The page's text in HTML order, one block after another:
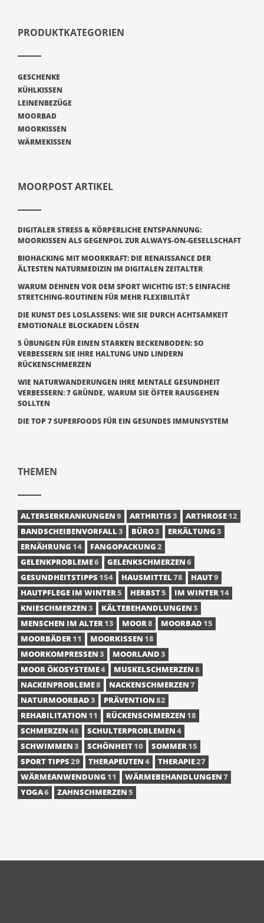
PRODUKTKATEGORIEN
GESCHENKE
KÜHLKISSEN
LEINENBEZÜGE
MOORBAD
MOORKISSEN
WÄRMEKISSEN
MOORPOST ARTIKEL
DIGITALER STRESS & KÖRPERLICHE ENTSPANNUNG:
MOORKISSEN ALS GEGENPOL ZUR ALWAYS-ON-GESELLSCHAFT
BIOHACKING MIT MOORKRAFT: DIE RENAISSANCE DER
ÄLTESTEN NATURMEDIZIN IM DIGITALEN ZEITALTER
WARUM DEHNEN VOR DEM SPORT WICHTIG IST: 5 EINFACHE
STRETCHING-ROUTINEN FÜR MEHR FLEXIBILITÄT
DIE KUNST DES LOSLASSENS: WIE SIE DURCH ACHTSAMKEIT
EMOTIONALE BLOCKADEN LÖSEN
5 ÜBUNGEN FÜR EINEN STARKEN BECKENBODEN: SO
VERBESSERN SIE IHRE HALTUNG UND LINDERN
RÜCKENSCHMERZEN
WIE NATURWANDERUNGEN IHRE MENTALE GESUNDHEIT
VERBESSERN: 7 GRÜNDE, WARUM SIE ÖFTER RAUSGEHEN
SOLLTEN
DIE TOP 7 SUPERFOODS FÜR EIN GESUNDES IMMUNSYSTEM
THEMEN
ALTERSERKRANKUNGEN9 ARTHRITIS3 ARTHROSE12
BANDSCHEIBENVORFALL3 BÜRO3 ERKÄLTUNG3
ERNÄHRUNG14 FANGOPACKUNG2
GELENKPROBLEME6 GELENKSCHMERZEN6
GESUNDHEITSTIPPS154 HAUSMITTEL78 HAUT9
HAUTPFLEGE IM WINTER5 HERBST5 IM WINTER14
KNIESCHMERZEN3 KÄLTEBEHANDLUNGEN3
MENSCHEN IM ALTER13 MOOR8 MOORBAD15
MOORBÄDER11 MOORKISSEN18
MOORKOMPRESSEN3 MOORLAND3
MOOR ÖKOSYSTEME4 MUSKELSCHMERZEN8
NACKENPROBLEME8 NACKENSCHMERZEN7
NATURMOORBAD3 PRÄVENTION82
REHABILITATION11 RÜCKENSCHMERZEN18
SCHMERZEN48 SCHULTERPROBLEMEN4
SCHWIMMEN3 SCHÖNHEIT10 SOMMER15
SPORT TIPPS29 THERAPEUTEN4 THERAPIE27
WÄRMEANWENDUNG11 WÄRMEBEHANDLUNGEN7
YOGA6 ZAHNSCHMERZEN5